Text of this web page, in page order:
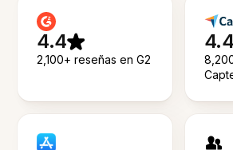
4.4
2,100+ reseñas en G2
4.4